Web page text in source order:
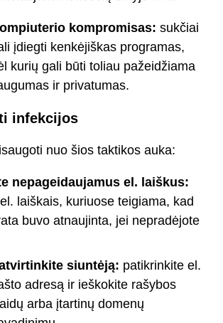
kompromisas: sukčiai
įdiegti kenkėjiškas programas,
kurių gali būti toliau pažeidžiama
ir privatumas.
infekcijos
nuo šios taktikos auka:
nepageidaujamus el. laiškus:
laiškais, kuriuose teigiama, kad
buvo atnaujinta, jei nepradėjote
siuntėją: patikrinkite el.
adresą ir ieškokite rašybos
arba įtartinų domenų